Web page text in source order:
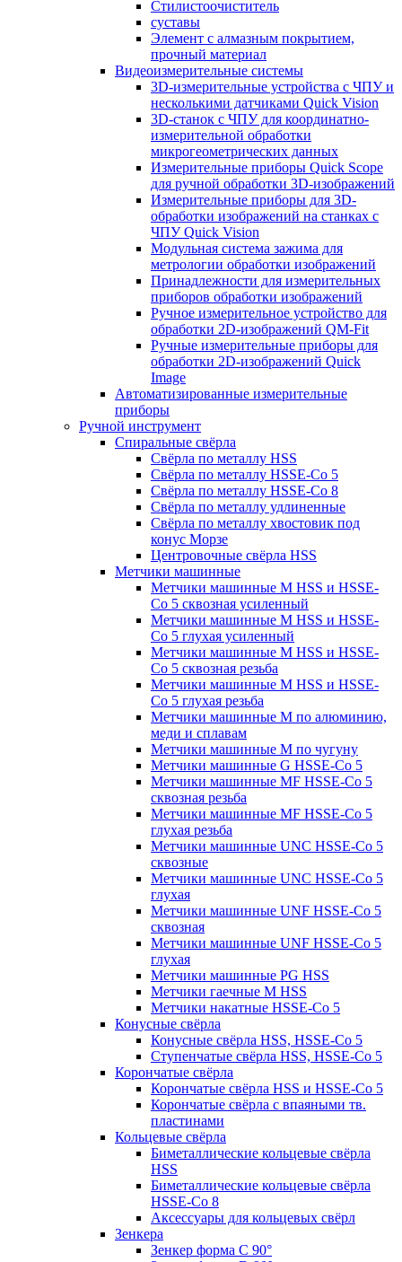
Стилистоочиститель
суставы
Элемент с алмазным покрытием,
прочный материал
Видеоизмерительные системы
3D-измерительные устройства с ЧПУ и
несколькими датчиками Quick Vision
3D-станок с ЧПУ для координатно-
измерительной обработки
микрогеометрических данных
Измерительные приборы Quick Scope
для ручной обработки 3D-изображений
Измерительные приборы для 3D-
обработки изображений на станках с
ЧПУ Quick Vision
Модульная система зажима для
метрологии обработки изображений
Принадлежности для измерительных
приборов обработки изображений
Ручное измерительное устройство для
обработки 2D-изображений QM-Fit
Ручные измерительные приборы для
обработки 2D-изображений Quick
Image
Автоматизированные измерительные
приборы
Ручной инструмент
Спиральные свёрла
Свёрла по металлу HSS
Свёрла по металлу HSSE-Co 5
Свёрла по металлу HSSE-Co 8
Свёрла по металлу удлиненные
Свёрла по металлу хвостовик под
конус Морзе
Центровочные свёрла HSS
Метчики машинные
Метчики машинные M HSS и HSSE-
Co 5 сквозная усиленный
Метчики машинные M HSS и HSSE-
Co 5 глухая усиленный
Метчики машинные M HSS и HSSE-
Co 5 сквозная резьба
Метчики машинные M HSS и HSSE-
Co 5 глухая резьба
Метчики машинные M по алюминию,
меди и сплавам
Метчики машинные M по чугуну
Метчики машинные G HSSE-Co 5
Метчики машинные MF HSSE-Co 5
сквозная резьба
Метчики машинные MF HSSE-Co 5
глухая резьба
Метчики машинные UNC HSSE-Co 5
сквозные
Метчики машинные UNC HSSE-Co 5
глухая
Метчики машинные UNF HSSE-Co 5
сквозная
Метчики машинные UNF HSSE-Co 5
глухая
Метчики машинные PG HSS
Метчики гаечные M HSS
Метчики накатные HSSE-Co 5
Конусные свёрла
Конусные свёрла HSS, HSSE-Co 5
Ступенчатые свёрла HSS, HSSE-Co 5
Корончатые свёрла
Корончатые свёрла HSS и HSSE-Co 5
Корончатые свёрла с впаяными тв.
пластинами
Кольцевые свёрла
Биметаллические кольцевые свёрла
HSS
Биметаллические кольцевые свёрла
HSSE-Co 8
Аксессуары для кольцевых свёрл
Зенкера
Зенкер форма С 90°